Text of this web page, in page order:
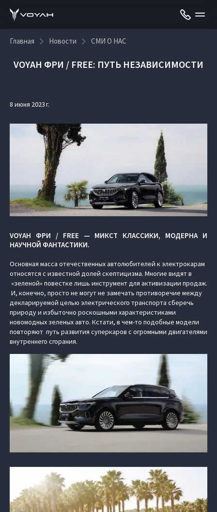
Главная Новости СМИ О НАС
VOYAH ФРИ / FREE: ПУТЬ НЕЗАВИСИМОСТИ
8 июня 2023 г.
VOYAH ФРИ / FREE — МИКСТ КЛАССИКИ, МОДЕРНА И
НАУЧНОЙ ФАНТАСТИКИ.
Основная масса отечественных автолюбителей к электрокарам
относятся с известной долей скептицизма. Многие видят в
«зеленой» повестке лишь инструмент для активизации продаж.
И, конечно, просто не могут не замечать противоречие между
декларируемой целью электрического транспорта сберечь
природу и избыточно роскошными характеристиками
новомодных зеленых авто. Кстати, в чем-то подобные модели
повторяют путь развития суперкаров с огромными двигателями
внутреннего сгорания.